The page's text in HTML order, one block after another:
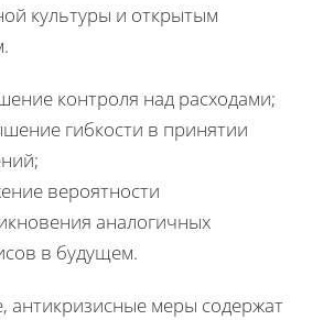
культуры и открытым
контроля над расходами;
гибкости в принятии
вероятности
аналогичных
в будущем.
антикризисные меры содержат